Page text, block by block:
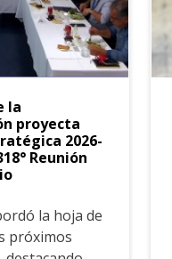
la
proyecta
2026-
Reunión
la hoja de
próximos